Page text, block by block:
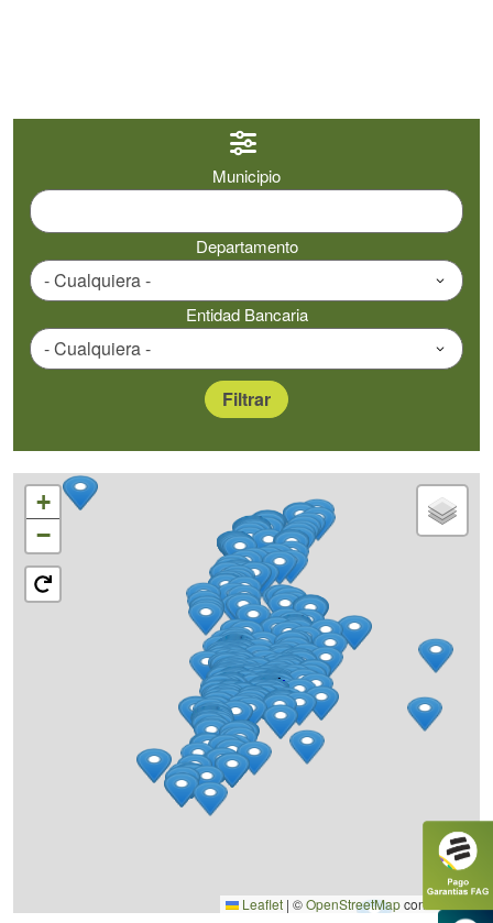
Municipio
Departamento
Entidad Bancaria
+
−
Leaflet | ©OpenStreetMapcontributors